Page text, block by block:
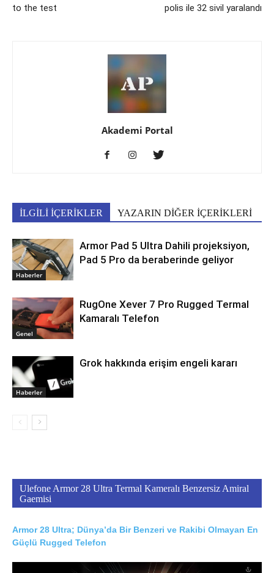
to the test
polis ile 32 sivil yaralandı
Akademi Portal
İLGİLİ İÇERİKLER YAZARIN DİĞER İÇERİKLERİ
Haberler
Armor Pad 5 Ultra Dahili projeksiyon,
Pad 5 Pro da beraberinde geliyor
Genel
RugOne Xever 7 Pro Rugged Termal
Kamaralı Telefon
Haberler
Grok hakkında erişim engeli kararı
Ulefone Armor 28 Ultra Termal Kameralı Benzersiz Amiral
Gaemisi
Armor 28 Ultra; Dünya’da Bir Benzeri ve Rakibi Olmayan En
Güçlü Rugged Telefon